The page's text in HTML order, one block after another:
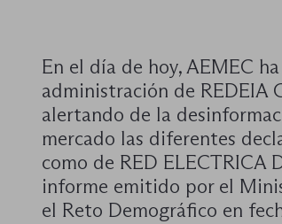
En el día de hoy, AEMEC
administración de REDEIA
alertando de la
mercado las diferentes
como de RED ELECTRICA
informe emitido por el
el Reto Demográfico en